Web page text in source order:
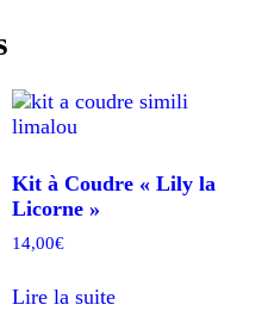
Kit à Coudre « Lily la
Licorne »
14,00€
Lire la suite